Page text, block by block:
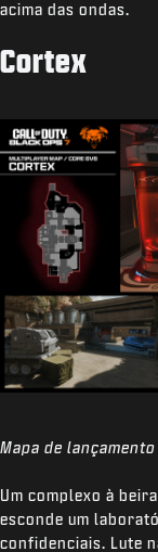
acima das ondas.
Cortex
Mapa de lançamento
Um complexo à
esconde um
confidenciais. Lute